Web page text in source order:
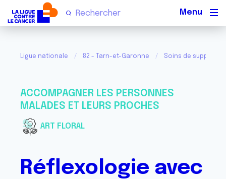
Ligue nationale 82 - Tarn-et-Garonne Soins de support
ACCOMPAGNER LES PERSONNES
MALADES ET LEURS PROCHES
ART FLORAL
Réflexologie avec